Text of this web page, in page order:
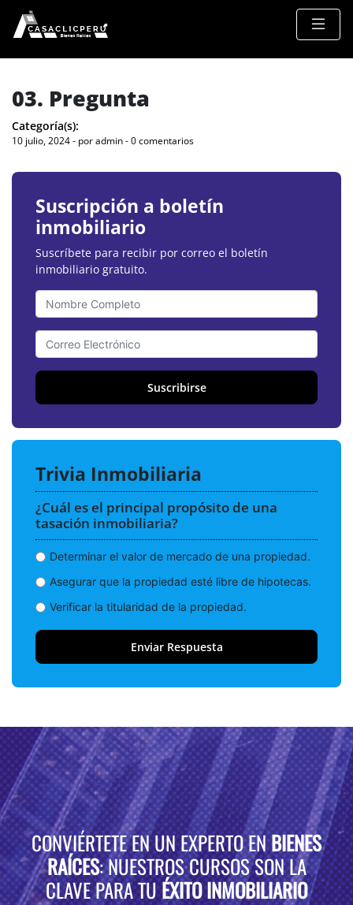
03. Pregunta
Categoría(s):
10 julio, 2024 - por admin - 0 comentarios
Suscripción a boletín
inmobiliario
Suscríbete para recibir por correo el boletín
inmobiliario gratuito.
Suscribirse
Trivia Inmobiliaria
¿Cuál es el principal propósito de una
tasación inmobiliaria?
Determinar el valor de mercado de una propiedad.
Asegurar que la propiedad esté libre de hipotecas.
Verificar la titularidad de la propiedad.
CONVIÉRTETE EN UN EXPERTO ENBIENES
RAÍCES: NUESTROS CURSOS SON LA
CLAVE PARA TUÉXITO INMOBILIARIO